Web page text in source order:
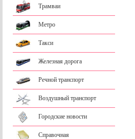
Трамваи
Метро
Такси
Железная дорога
Речной транспорт
Воздушный транспорт
Городские новости
Справочная